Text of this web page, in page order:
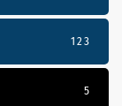
123
5